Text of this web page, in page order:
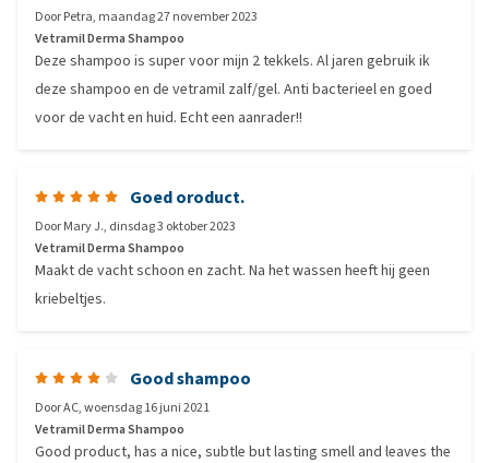
DoorPetra, maandag 27 november 2023
Vetramil Derma Shampoo
Deze shampoo is super voor mijn 2 tekkels. Al jaren gebruik ik
deze shampoo en de vetramil zalf/gel. Anti bacterieel en goed
voor de vacht en huid. Echt een aanrader!!
Goed oroduct.
DoorMary J., dinsdag 3 oktober 2023
Vetramil Derma Shampoo
Maakt de vacht schoon en zacht. Na het wassen heeft hij geen
kriebeltjes.
Good shampoo
DoorAC,woensdag 16 juni 2021
Vetramil Derma Shampoo
Good product, has a nice, subtle but lasting smell and leaves the